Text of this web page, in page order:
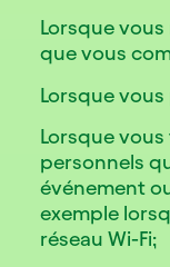
Lorsque
que vous
Lorsque
Lorsque
personnels
événement
exemple
réseau Wi-Fi;